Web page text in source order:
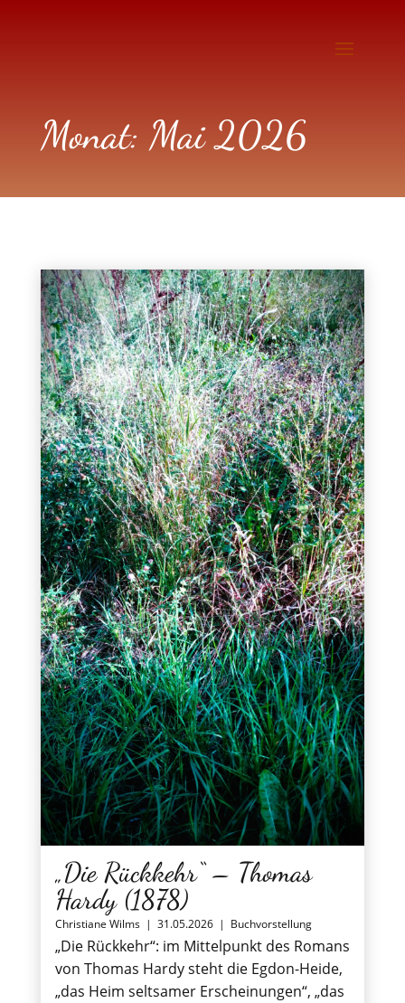
Monat: Mai 2026
„Die Rückkehr“ – Thomas
Hardy (1878)
Christiane Wilms | 31.05.2026 | Buchvorstellung
„Die Rückkehr“: im Mittelpunkt des Romans
von Thomas Hardy steht die Egdon-Heide,
„das Heim seltsamer Erscheinungen“, „das